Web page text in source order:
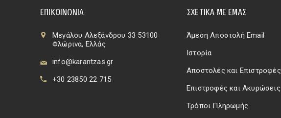
ΕΠΙΚΟΙΝΩΝΊΑ
Μεγάλου Αλεξάνδρου 33 53100
Φλώρινα, Ελλάς
info@karantzas.gr
+30 23850 22 715
ΣΧΕΤΙΚΆ ΜΕ ΕΜΆΣ
Άμεση Αποστολή Email
Ιστορία
Αποστολές και Επιστροφές
Επιστροφές και Ακυρώσεις
Τρόποι Πληρωμής